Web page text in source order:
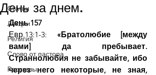
Статьи
Лекции
Религия
Слово от пастора
Рассказы
День за днем.
День 157
Евр.13:1-3: «Братолюбие [между
вами] да пребывает.
Страннолюбия не забывайте, ибо
через него некоторые, не зная,